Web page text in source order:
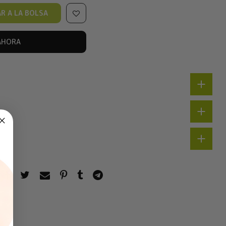
A LA BOLSA